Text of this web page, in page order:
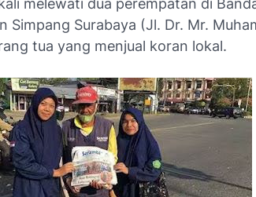
melewati dua perempatan di
Simpang Surabaya (Jl. Dr. Mr.
tua yang menjual koran lokal.